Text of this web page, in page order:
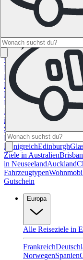
NamibiaSüdafrika
Alle
KanadaCalgaryHalifax
USALas VegasLos
Francisco
Chile Costa Rica
Deutschland
Berlin
Reiseziele in
Frankreich
KorsikaLyon
Reiseziele in
Italien
CagliariFlorenz
in Norwegen Bergen
Spanien
Reiseziele im Vereinigtem
KönigreichEdinburgh
Ziele in Australien
in NeuseelandAuckland
Fahrzeugtypen
Gutschein
Europa
Alle Reiseziele in
Frankreich
NorwegenSpanien